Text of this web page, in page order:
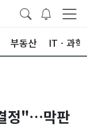
부동산 ITㆍ과학
정"…막판